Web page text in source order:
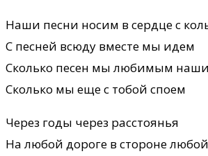
Наши песни носим в сердце с
С песней всюду вместе мы идем
Сколько песен мы любимым
Сколько мы еще с тобой споем
Через годы через расстоянья
На любой дороге в стороне любой